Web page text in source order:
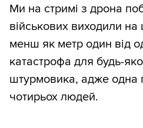
Ми на стримі з дрона
військових виходили на
менш як метр один від
катастрофа для будь-
штурмовика, адже одна
чотирьох людей.